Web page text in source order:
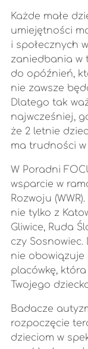
Każde małe
umiejętności
i społecznych
zaniedbania w
do opóźnień,
nie zawsze
Dlatego tak
najwcześniej,
że 2 letnie
ma trudności
W Poradni
wsparcie w
Rozwoju
nie tylko z
Gliwice, Ruda
czy Sosnowiec.
nie obowiązuje
placówkę,
Twojego
Badacze
rozpoczęcie
dzieciom w